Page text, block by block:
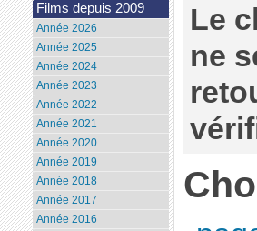
Le
ne
Films depuis 2009
Année 2026
Année 2025
Année 2024
Année 2023
Année 2022
Année 2021
Année 2020
Année 2019
Année 2018
Année 2017
Année 2016